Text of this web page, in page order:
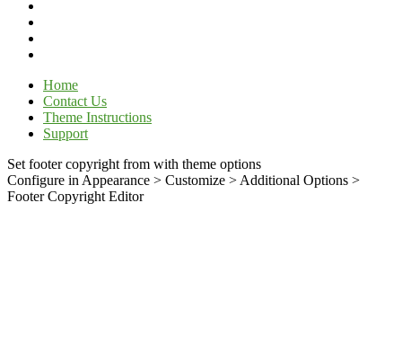
Home
Contact Us
Theme Instructions
Support
Set footer copyright from with theme options
Configure in Appearance > Customize > Additional Options >
Footer Copyright Editor